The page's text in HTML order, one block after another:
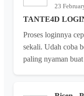
23
TANTE4D
Proses loginnya
sekali. Udah coba
paling nyaman